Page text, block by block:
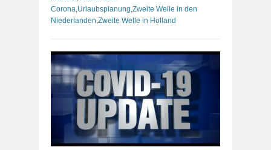
Corona Urlaubsplanung Zweite Welle in den
Niederlanden Zweite Welle in Holland